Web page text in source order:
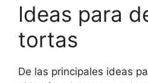
Ideas para
tortas
De las principales ideas